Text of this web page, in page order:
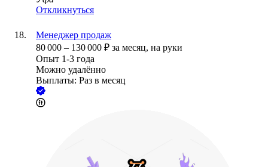
Откликнуться
Менеджер продаж
80 000 – 130 000 ₽ за месяц, на руки
Опыт 1-3 года
Можно удалённо
Выплаты: Раз в месяц